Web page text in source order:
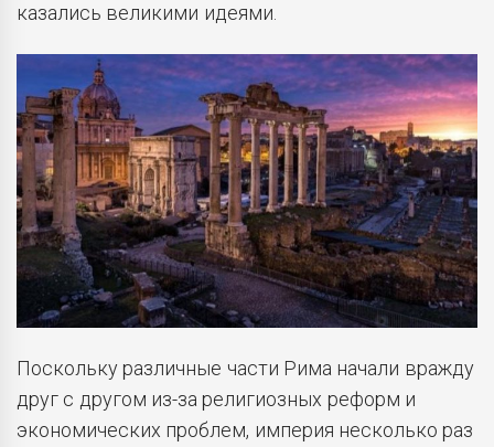
казались великими идеями.
Поскольку различные части Рима начали вражду
друг с другом из-за религиозных реформ и
экономических проблем, империя несколько раз